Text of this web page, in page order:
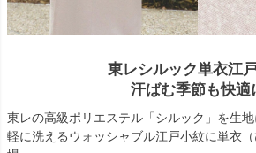
東レシルック単衣江
汗ばむ季節も快適
東レの高級ポリエステル「シルック」を生
軽に洗えるウォッシャブル江戸小紋に単衣